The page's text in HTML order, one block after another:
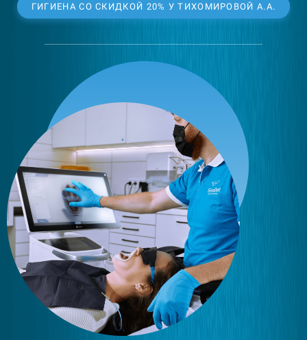
ГИГИЕНА СО СКИДКОЙ 20% У ТИХОМИРОВОЙ А.А.